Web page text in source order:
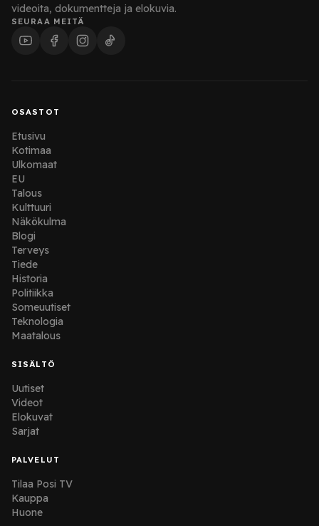
videoita, dokumentteja ja elokuvia.
SEURAA MEITÄ
OSASTOT
Etusivu
Kotimaa
Ulkomaat
EU
Talous
Kulttuuri
Näkökulma
Blogi
Terveys
Tiede
Historia
Politiikka
Someuutiset
Teknologia
Maatalous
SISÄLTÖ
Uutiset
Videot
Elokuvat
Sarjat
PALVELUT
Tilaa Posi TV
Kauppa
Huone